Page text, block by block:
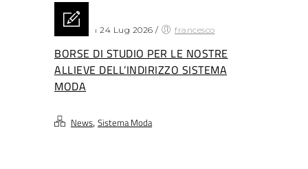
Posted on 24 Lug 2026 / francesco
BORSE DI STUDIO PER LE NOSTRE
ALLIEVE DELL’INDIRIZZO SISTEMA
MODA
News, Sistema Moda